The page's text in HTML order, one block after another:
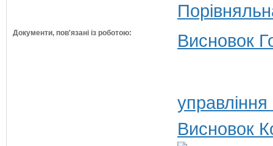
Документи, пов'язані із роботою: Висновок
Висновок